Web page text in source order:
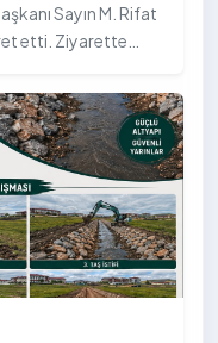
Sayın M. Rifat
etti. Ziyarette